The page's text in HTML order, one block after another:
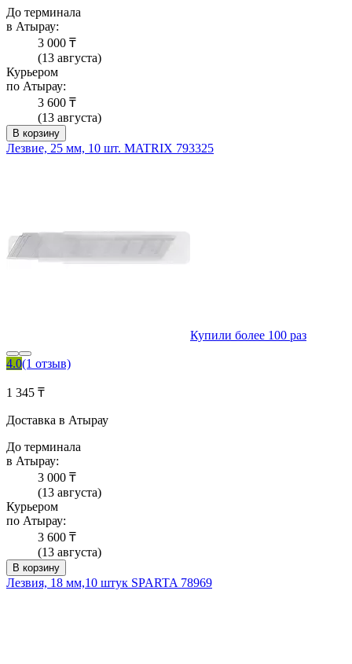
До терминала
в Атырау:
3 000 ₸
(13 августа)
Курьером
по Атырау:
3 600 ₸
(13 августа)
В корзину
Лезвие, 25 мм, 10 шт. MATRIX 793325
Купили более 100 раз
4.0(1 отзыв)
1 345 ₸
Доставка в Атырау
До терминала
в Атырау:
3 000 ₸
(13 августа)
Курьером
по Атырау:
3 600 ₸
(13 августа)
В корзину
Лезвия, 18 мм,10 штук SPARTA 78969